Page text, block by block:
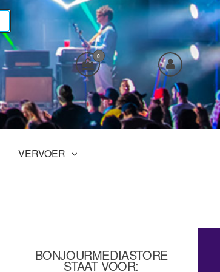
0
VERVOER
BONJOURMEDIASTORE
STAAT VOOR: